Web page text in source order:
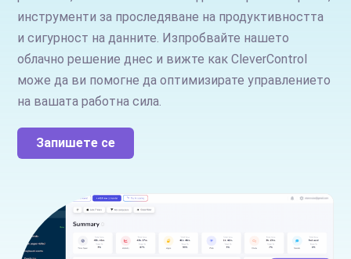
инструменти за проследяване на продуктивността
и сигурност на данните. Изпробвайте нашето
облачно решение днес и вижте как CleverControl
може да ви помогне да оптимизирате управлението
на вашата работна сила.
Запишете се